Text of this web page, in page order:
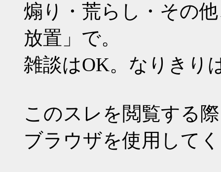
煽り・荒らし・その
放置」で。
雑談はOK。なりきり
このスレを閲覧する
ブラウザを使用して